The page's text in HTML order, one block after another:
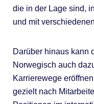
die in der Lage sind,
und mit
Darüber hinaus kann
Norwegisch auch
Karrierewege
gezielt nach